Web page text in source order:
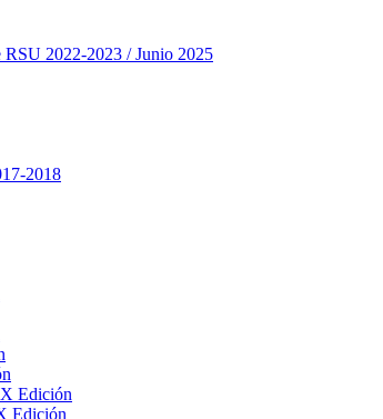
2022-2023 / Junio 2025
2018
Edición
Edición